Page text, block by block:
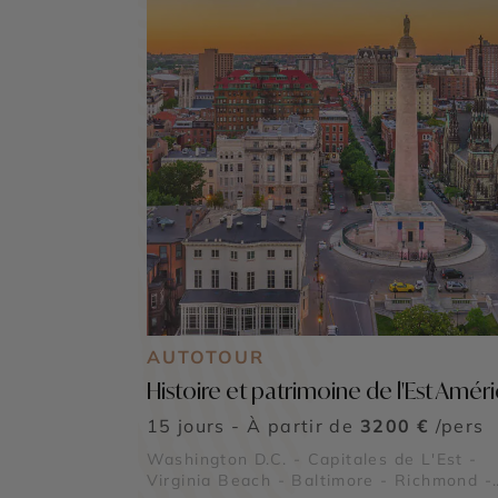
AUTOTOUR
Histoire et patrimoine de l'Est
15 jours - À partir de 3200 € /pers
Washington D.C. - Capitales de L'Est -
Virginia Beach - Baltimore - Richmond -